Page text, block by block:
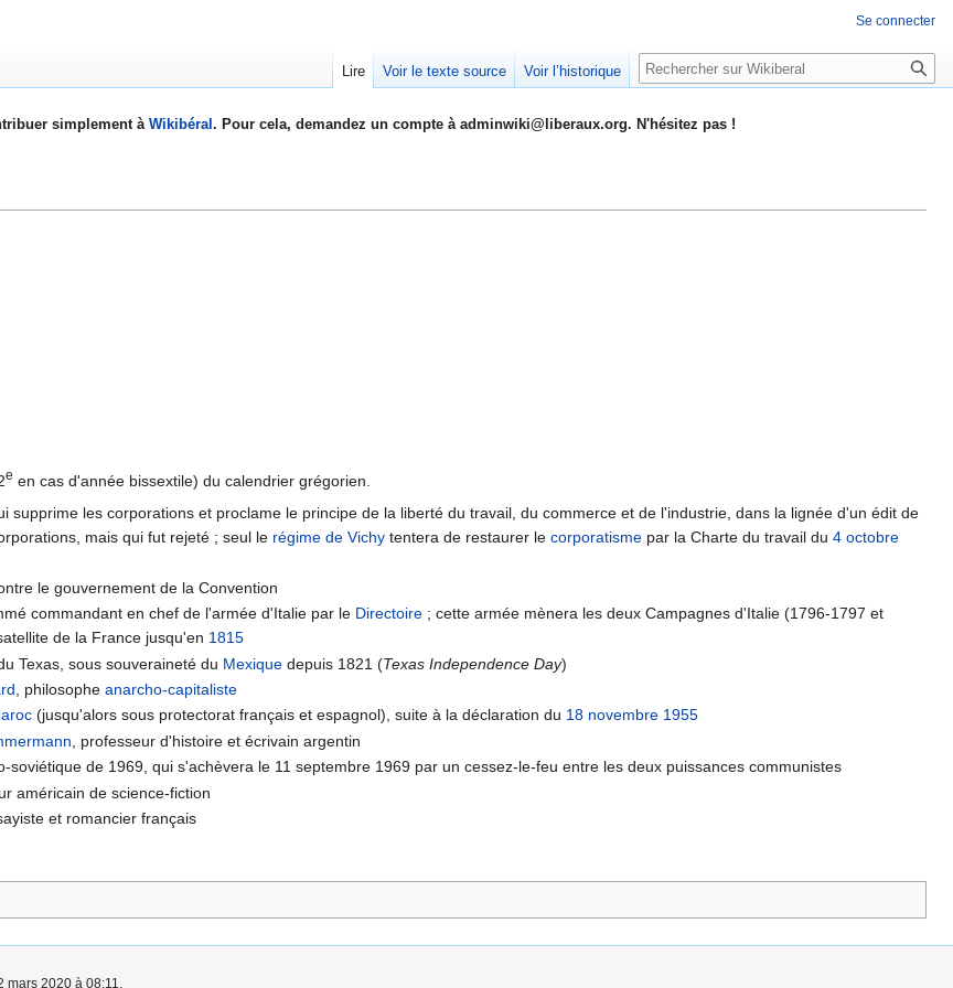
simplement à Wikibéral . Pour cela, demandez un compte à adminwiki@liberaux.org. N'hésitez pas !
e en cas d'année bissextile) du calendrier grégorien.
supprime les corporations et proclame le principe de la liberté du travail, du commerce et de l'industrie, dans la lignée d'un édit de
mais qui fut rejeté ; seul le régime de Vichy tentera de restaurer lecorporatisme par la Charte du travail du4 octobre
le gouvernement de la Convention
commandant en chef de l'armée d'Italie par le Directoire ; cette armée mènera les deux Campagnes d'Italie (1796-1797 et
de la France jusqu'en 1815
Texas, sous souveraineté du Mexique depuis 1821 (Texas Independence Day)
, philosopheanarcho-capitaliste
(jusqu'alors sous protectorat français et espagnol), suite à la déclaration du 18 novembre 1955
, professeur d'histoire et écrivain argentin
soviétique de 1969, qui s'achèvera le 11 septembre 1969 par un cessez-le-feu entre les deux puissances communistes
américain de science-fiction
et romancier français
Se connecter
Lire Voir le texte source Voir l’historique Rechercher
mars 2020 à 08:11.